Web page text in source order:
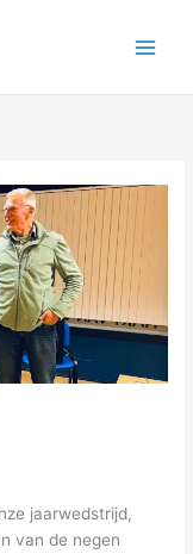
jaarwedstrijd,
van de negen